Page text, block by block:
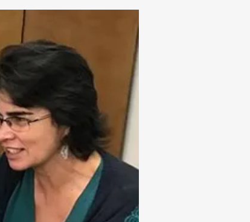
Fondo claro
Subrayar enlaces
Fuente legible
Restablecer